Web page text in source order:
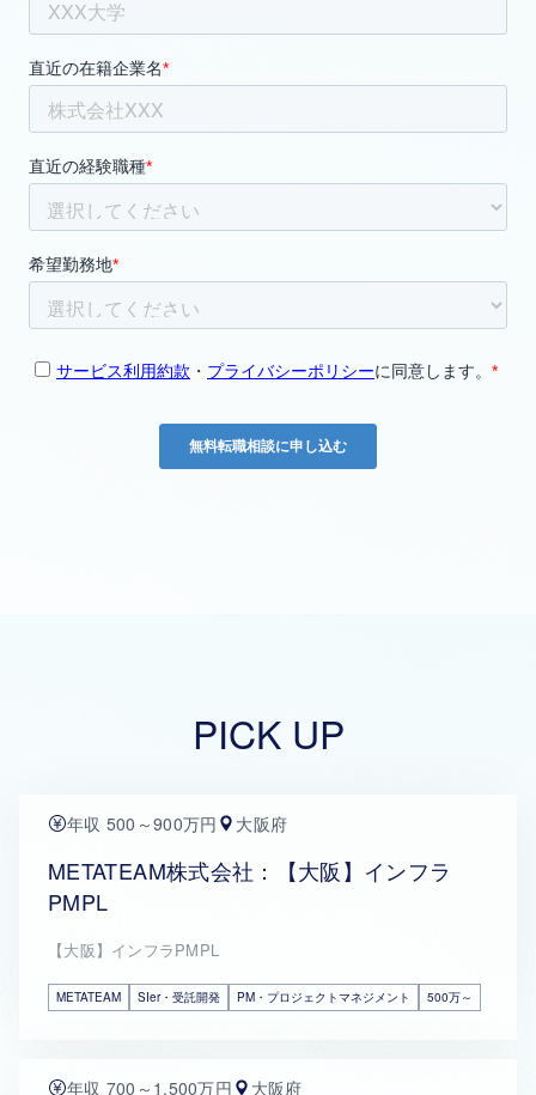
PICK UP
年収 500～900万円 大阪府
METATEAM株式会社：【大阪】インフラ
PMPL
【大阪】インフラPMPL
METATEAM SIer・受託開発 PM・プロジェクトマネジメント 500万～
年収 700～1,500万円 大阪府